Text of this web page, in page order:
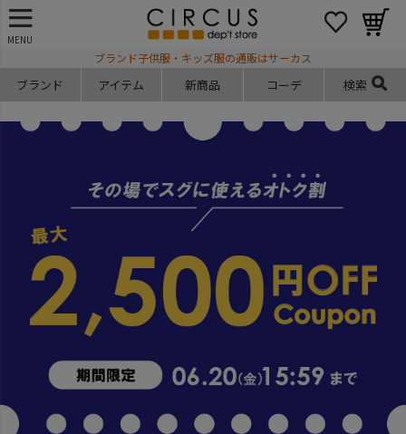
MENU
ブランド子供服・キッズ服の通販はサーカス
ブランド アイテム 新商品 コーデ 検索